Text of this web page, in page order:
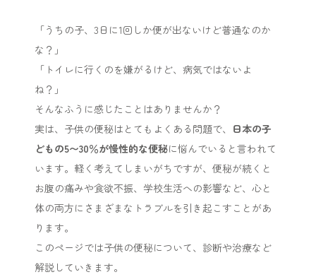
「うちの子、3日に1回しか便が出ないけど普通なのか
な？」
「トイレに行くのを嫌がるけど、病気ではないよ
ね？」
そんなふうに感じたことはありませんか？
実は、子供の便秘はとてもよくある問題で、 日本の子
どもの5〜30％が慢性的な便秘に悩んでいると言われて
います。軽く考えてしまいがちですが、便秘が続くと
お腹の痛みや食欲不振、学校生活への影響など、心と
体の両方にさまざまなトラブルを引き起こすことがあ
ります。
このページでは子供の便秘について、診断や治療など
解説していきます。